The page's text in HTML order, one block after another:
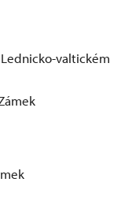
Lednicko-valtickém